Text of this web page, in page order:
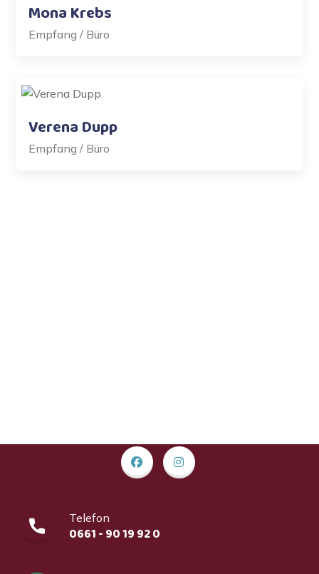
Mona Krebs
Empfang / Büro
Verena Dupp
Empfang / Büro
Telefon
0661 - 90 19 92 0